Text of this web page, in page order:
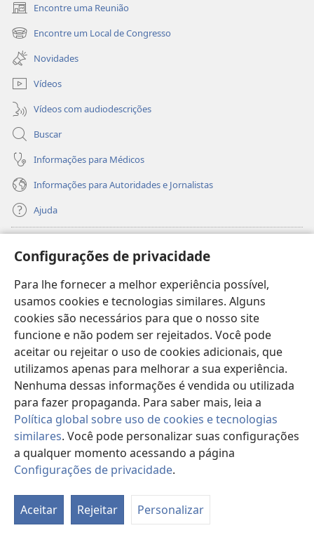
Configurações de privacidade
Para lhe fornecer a melhor experiência possível,
usamos cookies e tecnologias similares. Alguns
cookies são necessários para que o nosso site
funcione e não podem ser rejeitados. Você pode
aceitar ou rejeitar o uso de cookies adicionais, que
utilizamos apenas para melhorar a sua experiência.
Nenhuma dessas informações é vendida ou utilizada
para fazer propaganda. Para saber mais, leia a
Política global sobre uso de cookies e tecnologias
similares. Você pode personalizar suas configurações
a qualquer momento acessando a página
Configurações de privacidade.
Aceitar Rejeitar Personalizar
Encontre uma Reunião
(abre
nova
janela)
Encontre um Local de Congresso
(abre
nova
janela)
Novidades
Vídeos
Vídeos com audiodescrições
Buscar
Informações para Médicos
Informações para Autoridades e Jornalistas
Ajuda
(abre
nova
janela)
Biblioteca On-line da Torre de Vigia™
(abre
nova
janela)JW Hub
(abre
nova
janela)JW Library
Watchtower Library
Copyright© 2026 Watch Tower Bible and Tract Society of Pennsylvania.
TERMOS DE USO | POLÍTICA DE PRIVACIDADE
PRIVACIDADE